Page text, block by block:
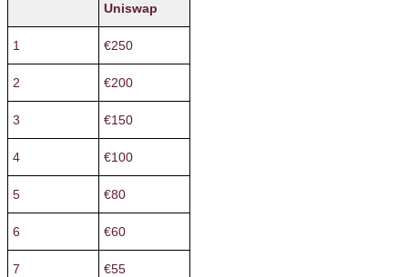
Uniswap
1 €250
2 €200
3 €150
4 €100
5 €80
6 €60
7 €55